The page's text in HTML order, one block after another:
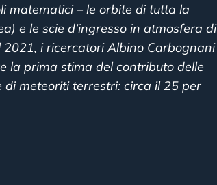
matematici – le orbite di tutta la
e le scie d’ingresso in atmosfera di
i ricercatori Albino Carbognani
la prima stima del contributo delle
meteoriti terrestri: circa il 25 per